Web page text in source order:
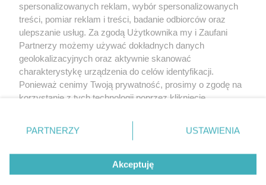
Żaden utwór zamieszczony w serwisie nie może być powielany i
rozpowszechniany lub dalej rozpowszechniany w jakikolwiek sposób (w tym
także elektroniczny lub mechaniczny) na jakimkolwiek polu eksploatacji w
jakiejkolwiek formie, włącznie z umieszczaniem w Internecie bez pisemnej
zgody właściciela praw. Jakiekolwiek użycie lub wykorzystanie utworów w
całości lub w części z naruszeniem prawa, tzn. bez właściwej zgody, jest
zabronione pod groźbą kary i może być ścigane prawnie.
spersonalizowanych reklam, wybór spersonalizowanych
treści, pomiar reklam i treści, badanie odbiorców oraz
ulepszanie usług. Za zgodą Użytkownika my i Zaufani
Partnerzy możemy używać dokładnych danych
geolokalizacyjnych oraz aktywnie skanować
charakterystykę urządzenia do celów identyfikacji.
Ponieważ cenimy Twoją prywatność, prosimy o zgodę na
korzystanie z tych technologii poprzez kliknięcie
zmienić/wycofać klikając przycisk ustawień prywatności
znajdujący się w lewym dolnym rogu strony
rodzaje przetwarzania danych nie wymagają zgody
użytkownika, ale masz prawo sprzeciwić się takiemu
przetwarzaniu. Preferencje będą miały zastosowanie tylko
PARTNERZY USTAWIENIA
Akceptuję